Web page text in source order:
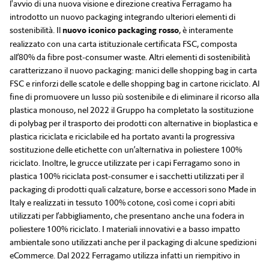
l'avvio di una nuova visione e direzione creativa Ferragamo ha
introdotto un nuovo packaging integrando ulteriori elementi di
sostenibilità. Ilnuovo iconico packagingrosso, è interamente
realizzato con una carta istituzionale certificata FSC, composta
all’80% da fibre post-consumer waste. Altri elementi di sostenibilità
caratterizzano il nuovo packaging: manici delle shopping bag in carta
FSC e rinforzi delle scatole e delle shopping bag in cartone riciclato. Al
fine di promuovere un lusso più sostenibile e di eliminare il ricorso alla
plastica monouso, nel 2022 il Gruppo ha completato la sostituzione
di polybag per il trasporto dei prodotti con alternative in bioplastica e
plastica riciclata e riciclabile ed ha portato avanti la progressiva
sostituzione delle etichette con un’alternativa in poliestere 100%
riciclato. Inoltre, le grucce utilizzate per i capi Ferragamo sono in
plastica 100% riciclata post-consumer e i sacchetti utilizzati per il
packaging di prodotti quali calzature, borse e accessori sono Made in
Italy e realizzati in tessuto 100% cotone, così come i copri abiti
utilizzati per l’abbigliamento, che presentano anche una fodera in
poliestere 100% riciclato. I materiali innovativi e a basso impatto
ambientale sono utilizzati anche per il packaging di alcune spedizioni
eCommerce. Dal 2022 Ferragamo utilizza infatti un riempitivo in